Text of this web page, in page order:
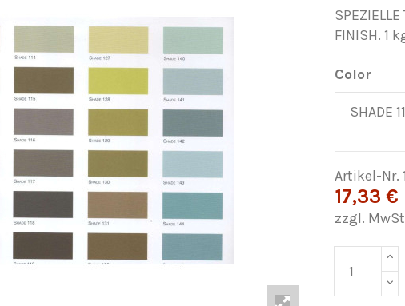
FINISH. 1
Color
Artikel-Nr.
17,33 €
zzgl.